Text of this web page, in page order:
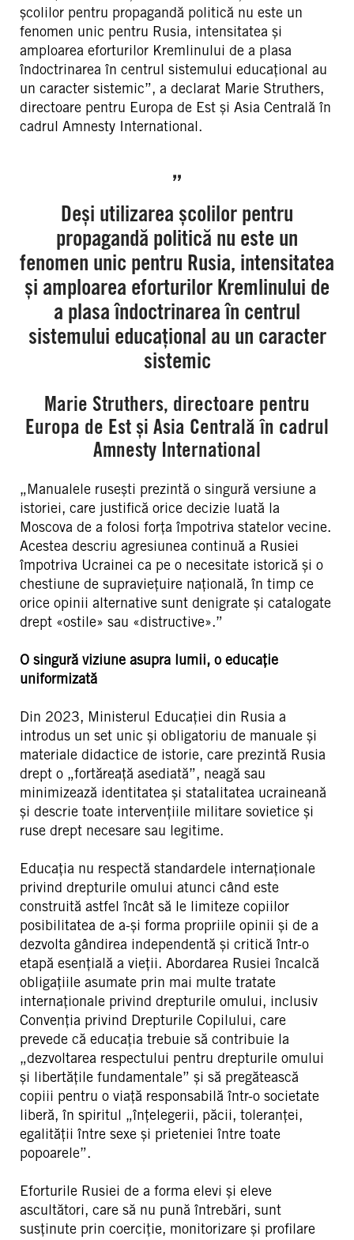
școlilor pentru propagandă politică nu este un
fenomen unic pentru Rusia, intensitatea și
amploarea eforturilor Kremlinului de a plasa
îndoctrinarea în centrul sistemului educațional au
un caracter sistemic”, a declarat Marie Struthers,
directoare pentru Europa de Est și Asia Centrală în
cadrul Amnesty International.
„
Deși utilizarea școlilor pentru
propagandă politică nu este un
fenomen unic pentru Rusia, intensitatea
și amploarea eforturilor Kremlinului de
a plasa îndoctrinarea în centrul
sistemului educațional au un caracter
sistemic
Marie Struthers, directoare pentru
Europa de Est și Asia Centrală în cadrul
Amnesty International
„Manualele rusești prezintă o singură versiune a
istoriei, care justifică orice decizie luată la
Moscova de a folosi forța împotriva statelor vecine.
Acestea descriu agresiunea continuă a Rusiei
împotriva Ucrainei ca pe o necesitate istorică și o
chestiune de supraviețuire națională, în timp ce
orice opinii alternative sunt denigrate și catalogate
drept «ostile» sau «distructive».”
O singură viziune asupra lumii, o educație
uniformizată
Din 2023, Ministerul Educației din Rusia a
introdus un set unic și obligatoriu de manuale și
materiale didactice de istorie, care prezintă Rusia
drept o „fortăreață asediată”, neagă sau
minimizează identitatea și statalitatea ucraineană
și descrie toate intervențiile militare sovietice și
ruse drept necesare sau legitime.
Educația nu respectă standardele internaționale
privind drepturile omului atunci când este
construită astfel încât să le limiteze copiilor
posibilitatea de a-și forma propriile opinii și de a
dezvolta gândirea independentă și critică într-o
etapă esențială a vieții. Abordarea Rusiei încalcă
obligațiile asumate prin mai multe tratate
internaționale privind drepturile omului, inclusiv
Convenția privind Drepturile Copilului, care
prevede că educația trebuie să contribuie la
„dezvoltarea respectului pentru drepturile omului
și libertățile fundamentale” și să pregătească
copiii pentru o viață responsabilă într-o societate
liberă, în spiritul „înțelegerii, păcii, toleranței,
egalității între sexe și prieteniei între toate
popoarele”.
Eforturile Rusiei de a forma elevi și eleve
ascultători, care să nu pună întrebări, sunt
susținute prin coerciție, monitorizare și profilare